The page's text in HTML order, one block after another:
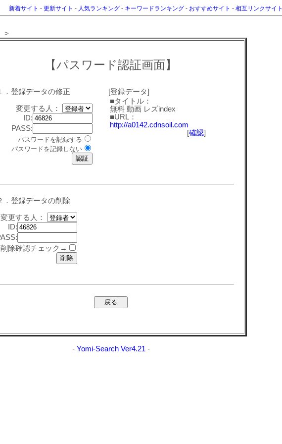
新着サイト - 更新サイト - 人気ランキング- キーワードランキング- おすすめサイト - 相互リンクサイト
【パスワード認証画面】
．登録データの修正
変更する人：
ID:
PASS:
パスワードを記録する
パスワードを記録しない
[登録データ]
■タイトル：
無料 動画 レズindex
■URL：
http://a0142.cdnsoil.com
[確認]
．登録データの削除
変更する人：
ID:
削除確認チェック→
- Yomi-Search Ver4.21-